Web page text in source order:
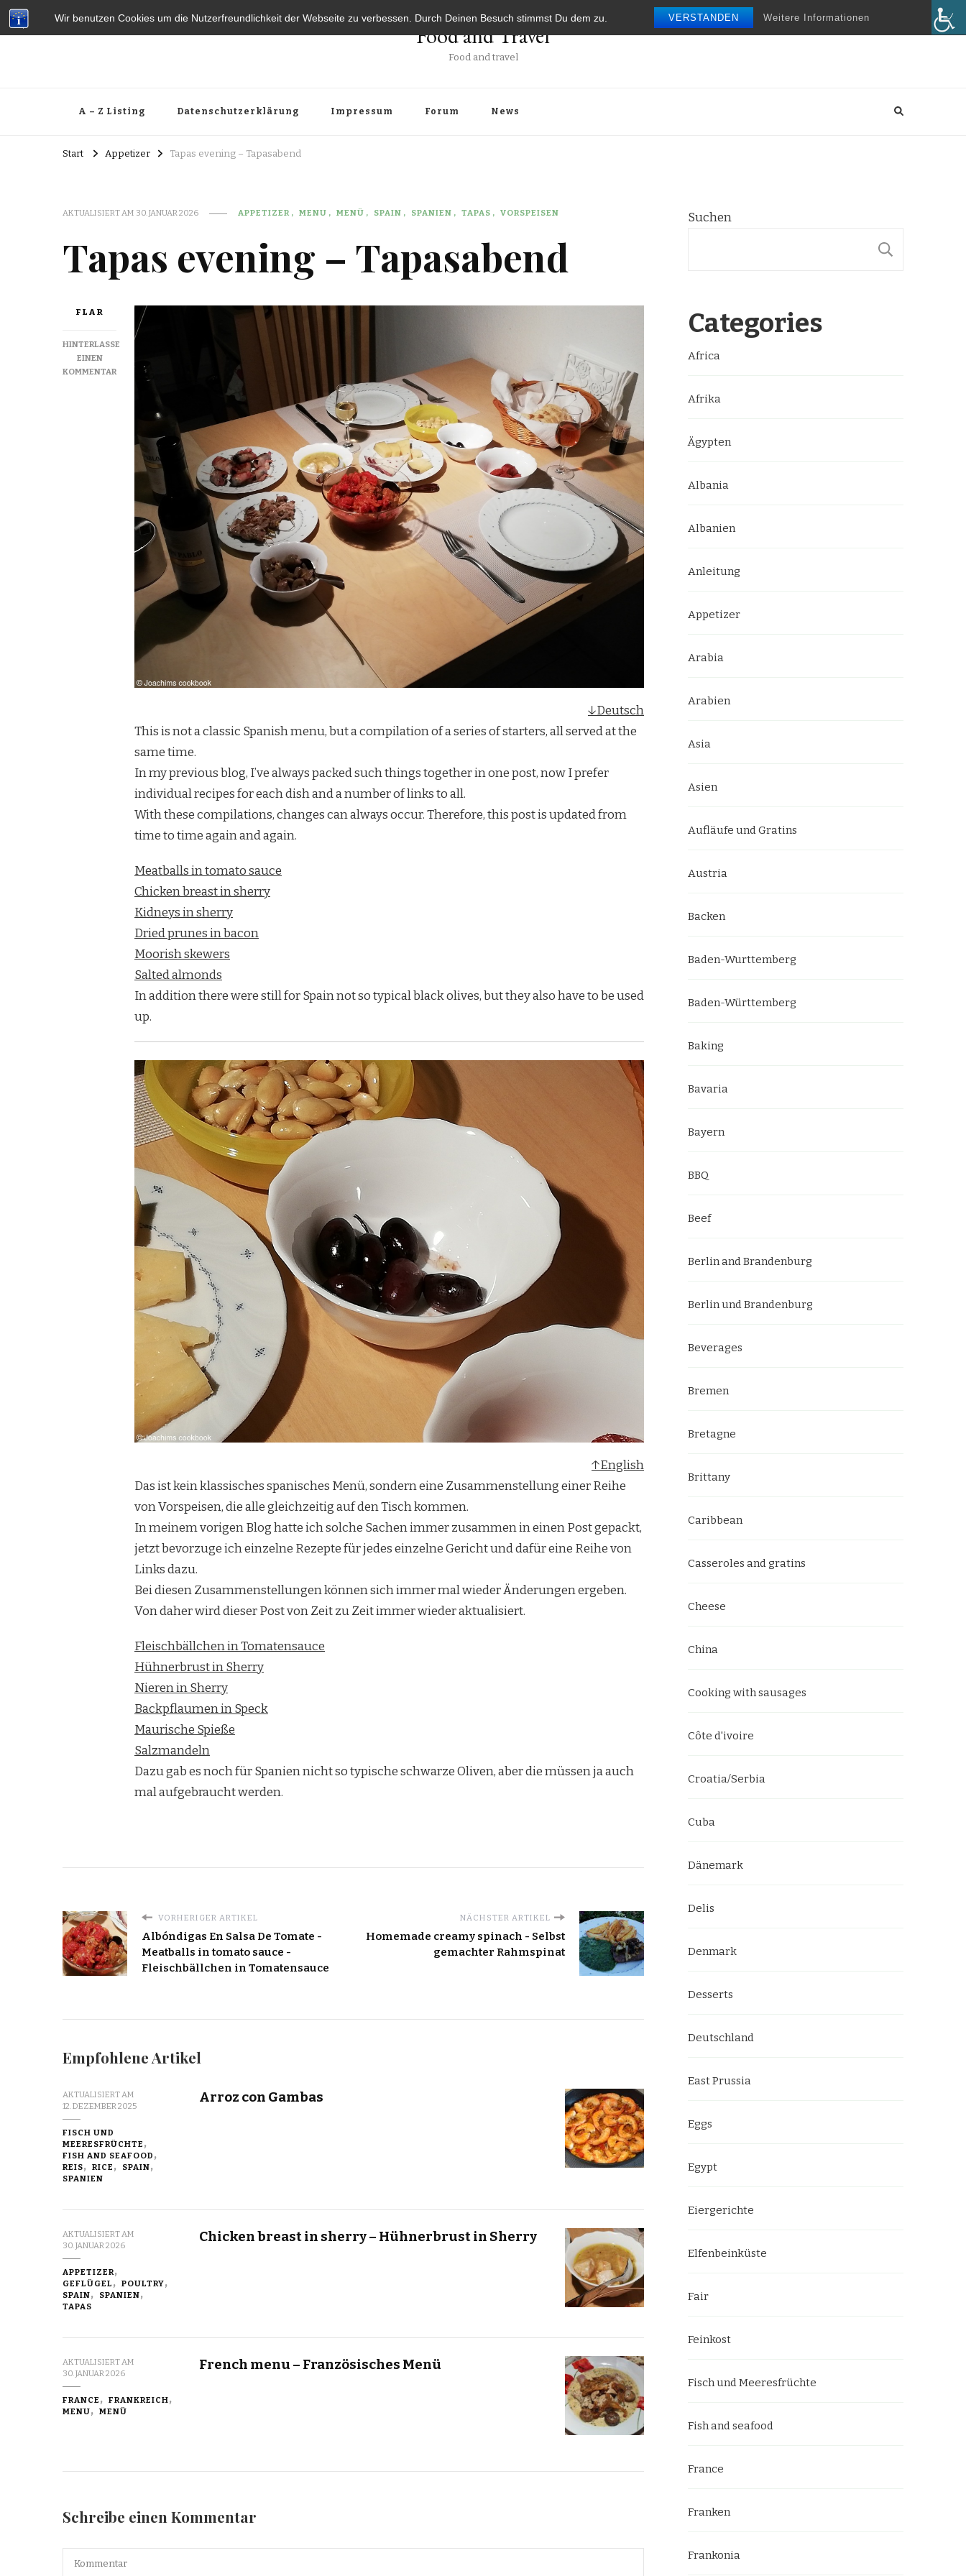
Wir benutzen Cookies um die Nutzerfreundlichkeit der Webseite zu verbessen. Durch Deinen Besuch stimmst Du dem zu. VERSTANDEN Weitere Informationen
Food and Travel
Food and travel
A – Z Listing Datenschutzerklärung Impressum Forum News
Start Appetizer Tapas evening – Tapasabend
AKTUALISIERT AM 30. JANUAR 2026 APPETIZER MENU MENÜ SPAIN SPANIEN TAPAS VORSPEISEN
Tapas evening – Tapasabend
FLAR
HINTERLASSE
EINEN
KOMMENTARZU
↓Deutsch
This is not a classic Spanish menu, but a compilation of a series of starters, all served at the
same time.
In my previous blog, I’ve always packed such things together in one post, now I prefer
individual recipes for each dish and a number of links to all.
With these compilations, changes can always occur. Therefore, this post is updated from
time to time again and again.
Meatballs in tomato sauce
Chicken breast in sherry
Kidneys in sherry
Dried prunes in bacon
Moorish skewers
Salted almonds
In addition there were still for Spain not so typical black olives, but they also have to be used
up.
↑English
Das ist kein klassisches spanisches Menü, sondern eine Zusammenstellung einer Reihe
von Vorspeisen, die alle gleichzeitig auf den Tisch kommen.
In meinem vorigen Blog hatte ich solche Sachen immer zusammen in einen Post gepackt,
jetzt bevorzuge ich einzelne Rezepte für jedes einzelne Gericht und dafür eine Reihe von
Links dazu.
Bei diesen Zusammenstellungen können sich immer mal wieder Änderungen ergeben.
Von daher wird dieser Post von Zeit zu Zeit immer wieder aktualisiert.
Fleischbällchen in Tomatensauce
Hühnerbrust in Sherry
Nieren in Sherry
Backpflaumen in Speck
Maurische Spieße
Salzmandeln
Dazu gab es noch für Spanien nicht so typische schwarze Oliven, aber die müssen ja auch
mal aufgebraucht werden.
VORHERIGER ARTIKEL
Albóndigas En Salsa De Tomate -
Meatballs in tomato sauce -
Fleischbällchen in Tomatensauce
NÄCHSTER ARTIKEL
Homemade creamy spinach - Selbst
gemachter Rahmspinat
Empfohlene Artikel
AKTUALISIERT AM
12. DEZEMBER 2025
FISCH UND
MEERESFRÜCHTE
FISH AND SEAFOOD
REIS
RICE
SPAIN
SPANIEN
Arroz con Gambas
AKTUALISIERT AM
30. JANUAR 2026
APPETIZER
GEFLÜGEL
POULTRY
SPAIN
SPANIEN
TAPAS
Chicken breast in sherry – Hühnerbrust in Sherry
AKTUALISIERT AM
30. JANUAR 2026
FRANCE
FRANKREICH
MENU
MENÜ
French menu – Französisches Menü
Schreibe einen Kommentar
Suchen
Categories
Africa
Afrika
Ägypten
Albania
Albanien
Anleitung
Appetizer
Arabia
Arabien
Asia
Asien
Aufläufe und Gratins
Austria
Backen
Baden-Wurttemberg
Baden-Württemberg
Baking
Bavaria
Bayern
BBQ
Beef
Berlin and Brandenburg
Berlin und Brandenburg
Beverages
Bremen
Bretagne
Brittany
Caribbean
Casseroles and gratins
Cheese
China
Cooking with sausages
Côte d'ivoire
Croatia/Serbia
Cuba
Dänemark
Delis
Denmark
Desserts
Deutschland
East Prussia
Eggs
Egypt
Eiergerichte
Elfenbeinküste
Fair
Feinkost
Fisch und Meeresfrüchte
Fish and seafood
France
Franken
Frankonia